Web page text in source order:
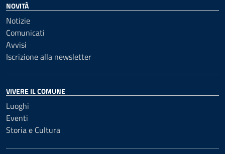
NOVITÀ
Notizie
Comunicati
Avvisi
Iscrizione alla newsletter
VIVERE IL COMUNE
Luoghi
Eventi
Storia e Cultura